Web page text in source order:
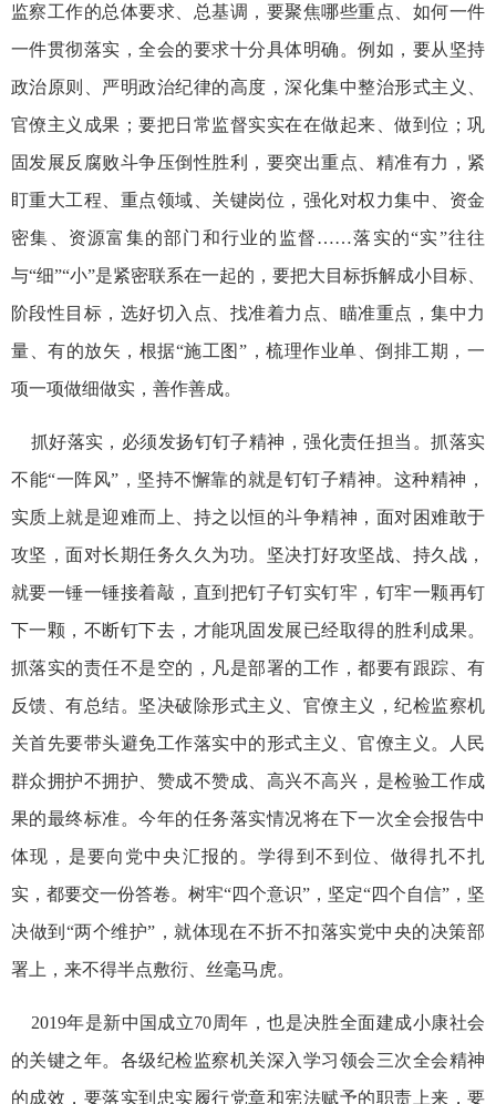
监察工作的总体要求、总基调，要聚焦哪些重点、如何一件
一件贯彻落实，全会的要求十分具体明确。例如，要从坚持
政治原则、严明政治纪律的高度，深化集中整治形式主义、
官僚主义成果；要把日常监督实实在在做起来、做到位；巩
固发展反腐败斗争压倒性胜利，要突出重点、精准有力，紧
盯重大工程、重点领域、关键岗位，强化对权力集中、资金
密集、资源富集的部门和行业的监督……落实的“实”往往
与“细”“小”是紧密联系在一起的，要把大目标拆解成小目标、
阶段性目标，选好切入点、找准着力点、瞄准重点，集中力
量、有的放矢，根据“施工图”，梳理作业单、倒排工期，一
项一项做细做实，善作善成。
抓好落实，必须发扬钉钉子精神，强化责任担当。抓落实
不能“一阵风”，坚持不懈靠的就是钉钉子精神。这种精神，
实质上就是迎难而上、持之以恒的斗争精神，面对困难敢于
攻坚，面对长期任务久久为功。坚决打好攻坚战、持久战，
就要一锤一锤接着敲，直到把钉子钉实钉牢，钉牢一颗再钉
下一颗，不断钉下去，才能巩固发展已经取得的胜利成果。
抓落实的责任不是空的，凡是部署的工作，都要有跟踪、有
反馈、有总结。坚决破除形式主义、官僚主义，纪检监察机
关首先要带头避免工作落实中的形式主义、官僚主义。人民
群众拥护不拥护、赞成不赞成、高兴不高兴，是检验工作成
果的最终标准。今年的任务落实情况将在下一次全会报告中
体现，是要向党中央汇报的。学得到不到位、做得扎不扎
实，都要交一份答卷。树牢“四个意识”，坚定“四个自信”，坚
决做到“两个维护”，就体现在不折不扣落实党中央的决策部
署上，来不得半点敷衍、丝毫马虎。
2019年是新中国成立70周年，也是决胜全面建成小康社会
的关键之年。各级纪检监察机关深入学习领会三次全会精神
的成效，要落实到忠实履行党章和宪法赋予的职责上来，要